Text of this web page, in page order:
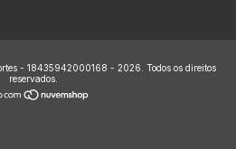
- 18435942000168 - 2026. Todos os direitos
reservados.